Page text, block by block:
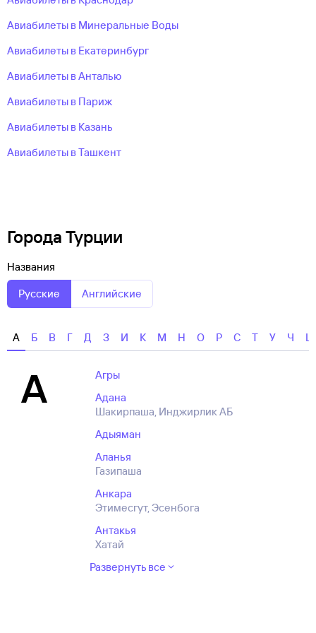
Авиабилеты в Минеральные Воды
Авиабилеты в Екатеринбург
Авиабилеты в Анталью
Авиабилеты в Париж
Авиабилеты в Казань
Авиабилеты в Ташкент
Города Турции
Названия
Русские
Английские
А Б В Г Д З И К М Н О Р С Т У Ч Ш
А
Агры
Адана
Шакирпаша, Инджирлик АБ
Адыяман
Аланья
Газипаша
Анкара
Этимесгут, Эсенбога
Антакья
Хатай
Развернуть все